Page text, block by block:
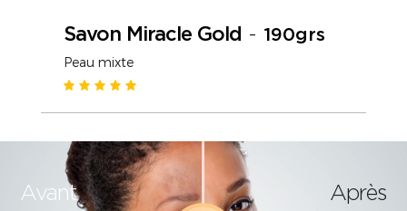
Savon Miracle Gold - 190grs
Peau mixte
Avant Après